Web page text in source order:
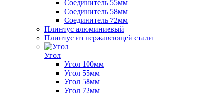
Соединитель 55мм
Соединитель 58мм
Соединитель 72мм
Плинтус алюминиевый
Плинтус из нержавеющей стали
Угол
Угол 100мм
Угол 55мм
Угол 58мм
Угол 72мм